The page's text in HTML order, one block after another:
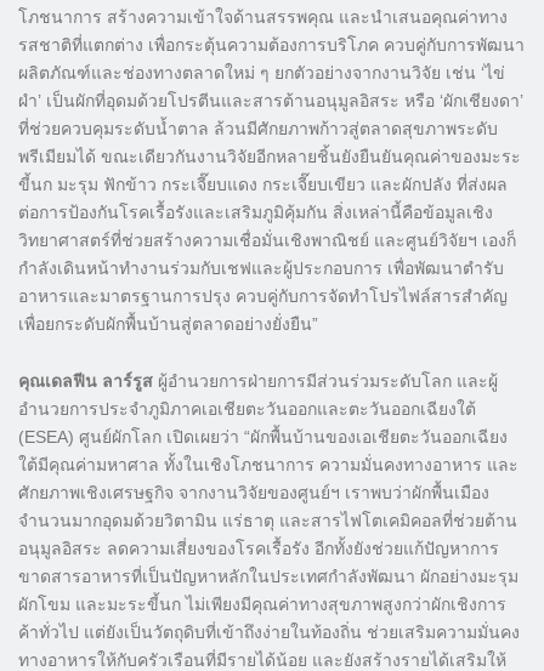
โภชนาการ สร้างความเข้าใจด้านสรรพคุณ และนำเสนอคุณค่าทาง
รสชาติที่แตกต่าง เพื่อกระตุ้นความต้องการบริโภค ควบคู่กับการพัฒนา
ผลิตภัณฑ์และช่องทางตลาดใหม่ ๆ ยกตัวอย่างจากงานวิจัย เช่น ‘ไข่
ผำ’ เป็นผักที่อุดมด้วยโปรตีนและสารต้านอนุมูลอิสระ หรือ ‘ผักเชียงดา’
ที่ช่วยควบคุมระดับน้ำตาล ล้วนมีศักยภาพก้าวสู่ตลาดสุขภาพระดับ
พรีเมียมได้ ขณะเดียวกันงานวิจัยอีกหลายชิ้นยังยืนยันคุณค่าของมะระ
ขี้นก มะรุม ฟักข้าว กระเจี๊ยบแดง กระเจี๊ยบเขียว และผักปลัง ที่ส่งผล
ต่อการป้องกันโรคเรื้อรังและเสริมภูมิคุ้มกัน สิ่งเหล่านี้คือข้อมูลเชิง
วิทยาศาสตร์ที่ช่วยสร้างความเชื่อมั่นเชิงพาณิชย์ และศูนย์วิจัยฯ เองก็
กำลังเดินหน้าทำงานร่วมกับเชฟและผู้ประกอบการ เพื่อพัฒนาตำรับ
อาหารและมาตรฐานการปรุง ควบคู่กับการจัดทำโปรไฟล์สารสำคัญ
เพื่อยกระดับผักพื้นบ้านสู่ตลาดอย่างยั่งยืน”
คุณเดลฟีน ลาร์รูส ผู้อำนวยการฝ่ายการมีส่วนร่วมระดับโลก และผู้
อำนวยการประจำภูมิภาคเอเชียตะวันออกและตะวันออกเฉียงใต้
(ESEA) ศูนย์ผักโลก เปิดเผยว่า “ผักพื้นบ้านของเอเชียตะวันออกเฉียง
ใต้มีคุณค่ามหาศาล ทั้งในเชิงโภชนาการ ความมั่นคงทางอาหาร และ
ศักยภาพเชิงเศรษฐกิจ จากงานวิจัยของศูนย์ฯ เราพบว่าผักพื้นเมือง
จำนวนมากอุดมด้วยวิตามิน แร่ธาตุ และสารไฟโตเคมิคอลที่ช่วยต้าน
อนุมูลอิสระ ลดความเสี่ยงของโรคเรื้อรัง อีกทั้งยังช่วยแก้ปัญหาการ
ขาดสารอาหารที่เป็นปัญหาหลักในประเทศกำลังพัฒนา ผักอย่างมะรุม
ผักโขม และมะระขี้นก ไม่เพียงมีคุณค่าทางสุขภาพสูงกว่าผักเชิงการ
ค้าทั่วไป แต่ยังเป็นวัตถุดิบที่เข้าถึงง่ายในท้องถิ่น ช่วยเสริมความมั่นคง
ทางอาหารให้กับครัวเรือนที่มีรายได้น้อย และยังสร้างรายได้เสริมให้